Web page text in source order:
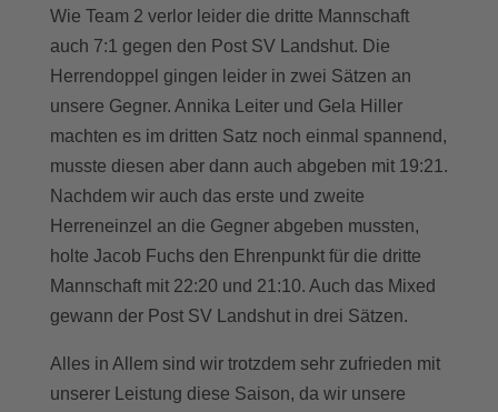
Wie Team 2 verlor leider die dritte Mannschaft
auch 7:1 gegen den Post SV Landshut. Die
Herrendoppel gingen leider in zwei Sätzen an
unsere Gegner. Annika Leiter und Gela Hiller
machten es im dritten Satz noch einmal spannend,
musste diesen aber dann auch abgeben mit 19:21.
Nachdem wir auch das erste und zweite
Herreneinzel an die Gegner abgeben mussten,
holte Jacob Fuchs den Ehrenpunkt für die dritte
Mannschaft mit 22:20 und 21:10. Auch das Mixed
gewann der Post SV Landshut in drei Sätzen.
Alles in Allem sind wir trotzdem sehr zufrieden mit
unserer Leistung diese Saison, da wir unsere